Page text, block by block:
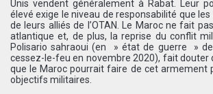
Unis vendent généralement à Rabat. Leur
élevé exige le niveau de responsabilité que
de leurs alliés de l’OTAN. Le Maroc ne fait
atlantique et, de plus, la reprise du conflit
Polisario sahraoui (en » état de guerre »
cessez-le-feu en novembre 2020), fait douter
que le Maroc pourrait faire de cet armement
objectifs militaires.